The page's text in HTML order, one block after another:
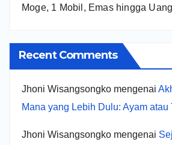
Moge, 1 Mobil, Emas hingga
Recent Comments
Jhoni Wisangsongko mengenai
Mana yang Lebih Dulu: Ayam atau
Jhoni Wisangsongko mengenai